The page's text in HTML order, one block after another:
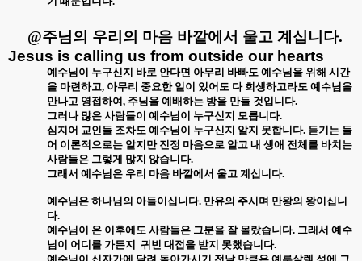
@주님의 우리의 마음 바깥에서 울고 계십니다.
Jesus is calling us from outside our hearts
예수님이 누구신지 바로 안다면 아무리 바빠도 예수님을 위해 시간
을 마련하고, 아무리 중요한 일이 있어도 다 희생하고라도 예수님을
만나고 영접하여 , 주님을 예배하는 방을 만들 것입니다.
그러나 많은 사람들이 예수님이 누구신지 모릅니다.
심지어 교인들 조차도 예수님이 누구신지 알지 못합니다. 듣기는 들
어 이론적으로는 알지만 진정 마음으로 알고 내 생애 전체를 바치는
사람들은 그렇게 많지 않습니다.
그래서 예수님은 우리 마음 바깥에서 울고 계십니다.
예수님은 하나님의 아들이십니다. 만유의 주시며 만왕의 왕이십니
다.
예수님이 온 이후에도 사람들은 그분을 잘 몰랐습니다. 그래서 예수
님이 어디를 가든지
귀빈 대접을 받지 못했습니다.